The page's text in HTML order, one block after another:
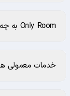
Only Room به چه اتاق هایی گفته می شود؟
خدمات معمولی